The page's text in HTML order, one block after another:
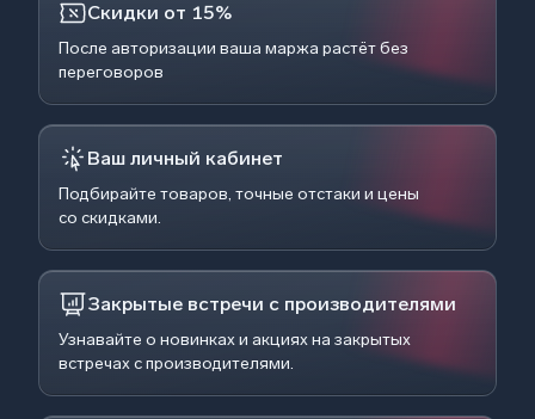
Скидки от 15%
После авторизации ваша маржа растёт без
переговоров
Ваш личный кабинет
Подбирайте товаров, точные отстаки и цены
со скидками.
Закрытые встречи с производителями
Узнавайте о новинках и акциях на закрытых
встречах с производителями.